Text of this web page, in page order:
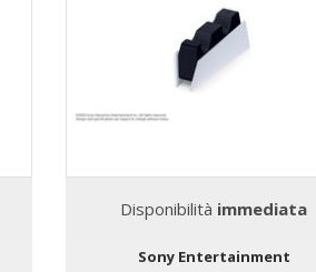
Disponibilità immediata
Sony Entertainment